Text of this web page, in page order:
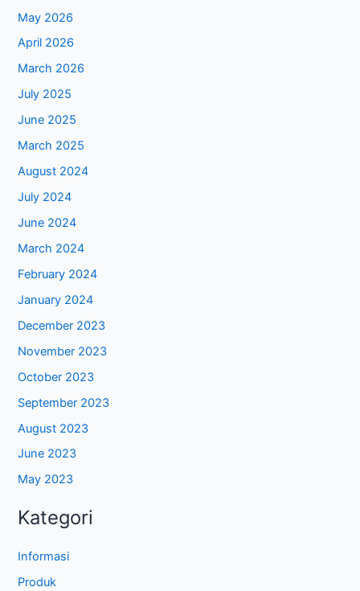
May 2026
April 2026
March 2026
July 2025
June 2025
March 2025
August 2024
July 2024
June 2024
March 2024
February 2024
January 2024
December 2023
November 2023
October 2023
September 2023
August 2023
June 2023
May 2023
Kategori
Informasi
Produk